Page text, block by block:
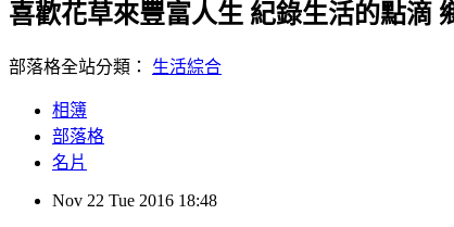
喜歡花草來豐富人生 紀錄生活的點滴
部落格全站分類： 生活綜合
相簿
部落格
名片
Nov 22 Tue 2016 18:48